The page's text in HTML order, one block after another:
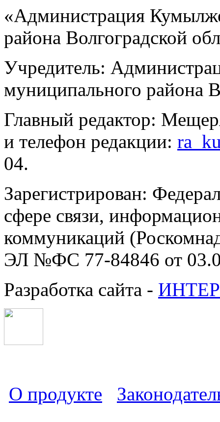
«Администрация
района Волгоградской
Учредитель:
муниципального района
Главный редактор:
и телефон редакции:
04.
Зарегистрирован:
сфере связи,
коммуникаций
ЭЛ №ФС 77-84846 от
Разработка сайта -
О продукте